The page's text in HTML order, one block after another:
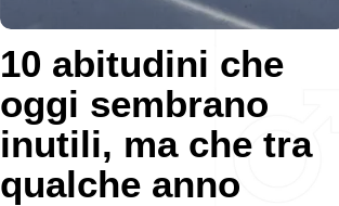
10 abitudini che
oggi sembrano
inutili, ma che tra
qualche anno